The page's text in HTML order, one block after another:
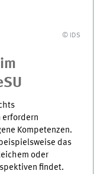
© IDS
erfordern
Kompetenzen.
das
oder
findet.